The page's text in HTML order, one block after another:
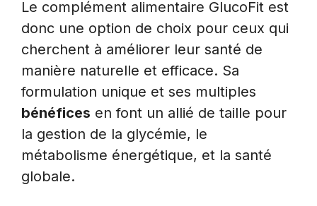
Le complément alimentaire GlucoFit est
donc une option de choix pour ceux qui
cherchent à améliorer leur santé de
manière naturelle et efficace. Sa
formulation unique et ses multiples
bénéfices en font un allié de taille pour
la gestion de la glycémie, le
métabolisme énergétique, et la santé
globale.